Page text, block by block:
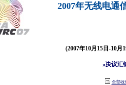
2007年无线电通
(2007年10月15日-10月
«决议汇
全部收